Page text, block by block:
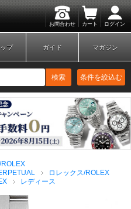
お問合わせ カート ログイン
ログイン
ら探す
プ ガイド マガジン
検索 条件を絞込む
ROLEX
ロレックス/ROLEX
レディース